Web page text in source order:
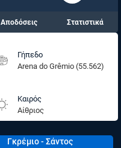
Αποδόσεις Στατιστικά
Γήπεδο
Arena do Grêmio (55.562)
Καιρός
Αίθριος
Γκρέμιο - Σάντος